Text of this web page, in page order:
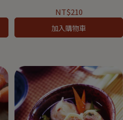
NT$210
加入購物車